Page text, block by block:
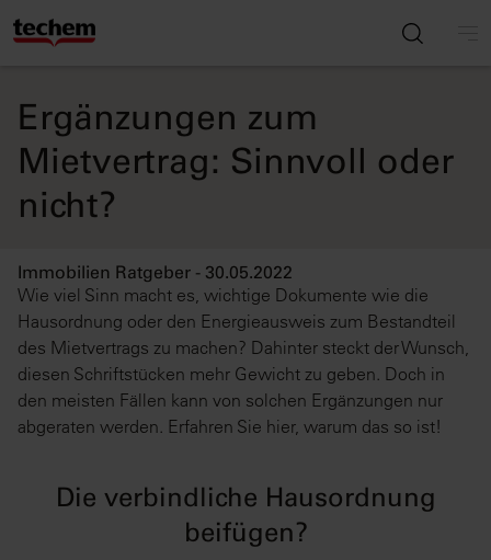
Ergänzungen zum
Mietvertrag: Sinnvoll oder
nicht?
Immobilien Ratgeber - 30.05.2022
Wie viel Sinn macht es, wichtige Dokumente wie die
Hausordnung oder den Energieausweis zum Bestandteil
des Mietvertrags zu machen? Dahinter steckt der Wunsch,
diesen Schriftstücken mehr Gewicht zu geben. Doch in
den meisten Fällen kann von solchen Ergänzungen nur
abgeraten werden. Erfahren Sie hier, warum das so ist!
Die verbindliche Hausordnung
beifügen?